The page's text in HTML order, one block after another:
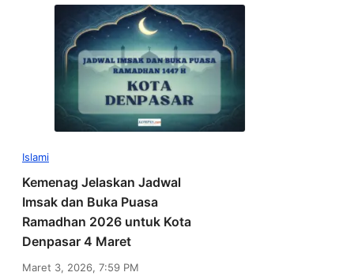
Islami
Kemenag Jelaskan Jadwal
Imsak dan Buka Puasa
Ramadhan 2026 untuk Kota
Denpasar 4 Maret
Maret 3, 2026, 7:59 PM